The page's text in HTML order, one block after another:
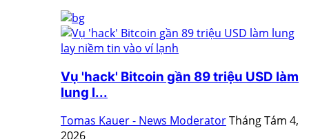
Vụ 'hack' Bitcoin gần 89 triệu USD làm
lung l...
Tomas Kauer - News ModeratorTháng Tám 4,
2026